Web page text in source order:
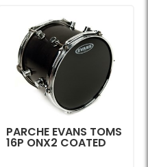
PARCHE EVANS TOMS
16P ONX2 COATED